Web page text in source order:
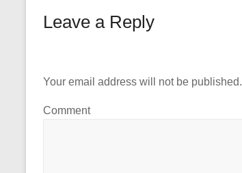
Leave a Reply
Your email address will not be published.
Comment